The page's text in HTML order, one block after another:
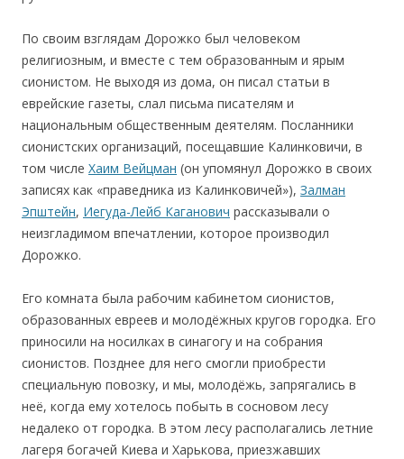
По своим взглядам Дорожко был человеком
религиозным, и вместе с тем образованным и ярым
сионистом. Не выходя из дома, он писал статьи в
еврейские газеты, слал письма писателям и
национальным общественным деятелям. Посланники
сионистских организаций, посещавшие Калинковичи, в
том числе Хаим Вейцман (он упомянул Дорожко в своих
записях как «праведника из Калинковичей»), Залман
Эпштейн, Иегуда-Лейб Каганович рассказывали о
неизгладимом впечатлении, которое производил
Дорожко.
Его комната была рабочим кабинетом сионистов,
образованных евреев и молодёжных кругов городка. Его
приносили на носилках в синагогу и на собрания
сионистов. Позднее для него смогли приобрести
специальную повозку, и мы, молодёжь, запрягались в
неё, когда ему хотелось побыть в сосновом лесу
недалеко от городка. В этом лесу располагались летние
лагеря богачей Киева и Харькова, приезжавших